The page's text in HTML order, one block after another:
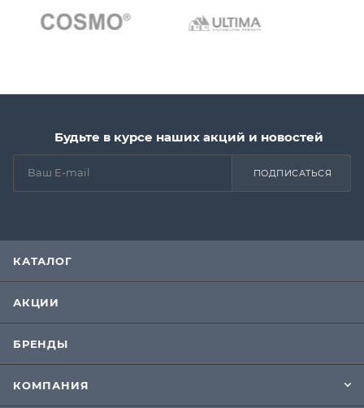
Будьте в курсе наших акций и новостей
ПОДПИСАТЬСЯ
КАТАЛОГ
АКЦИИ
БРЕНДЫ
КОМПАНИЯ